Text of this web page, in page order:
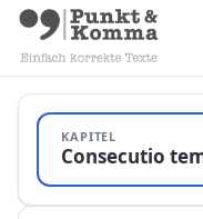
KAPITEL
Consecutio